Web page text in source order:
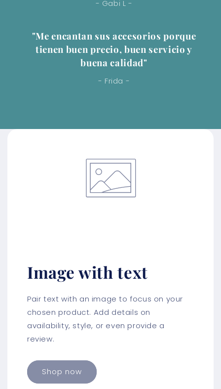
- Gabi L -
"Me encantan sus accesorios porque
tienen buen precio, buen servicio y
buena calidad"
- Frida -
Image with text
Pair text with an image to focus on your
chosen product. Add details on
availability, style, or even provide a
review.
Shop now